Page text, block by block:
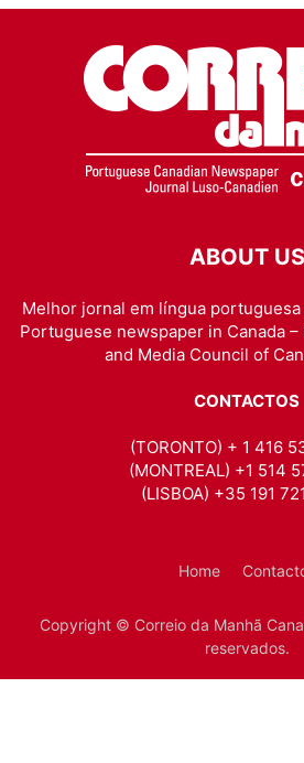
ABOUT US
Melhor jornal em língua
Portuguese newspaper in Canada
and Media Council of
CONTACTOS
(TORONTO) + 1 416
(MONTREAL) +1 514
(LISBOA) +35 191
Home
Copyright © Correio da Manhã
reservados.